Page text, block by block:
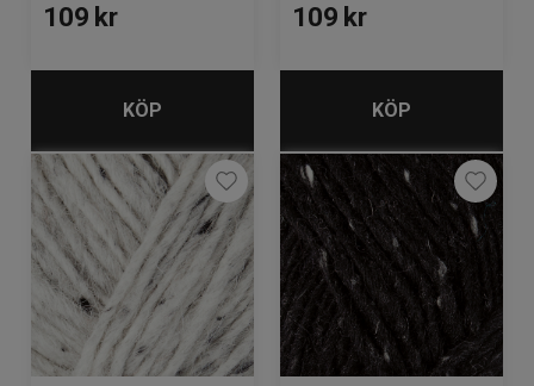
109 kr
KÖP
109 kr
KÖP